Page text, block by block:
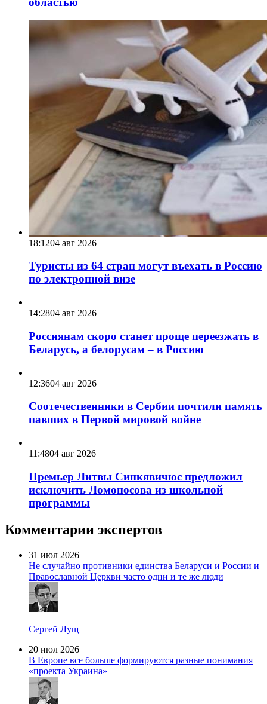
18:1204 авг 2026
Туристы из 64 стран могут въехать в Россию
по электронной визе
14:2804 авг 2026
Россиянам скоро станет проще переезжать в
Беларусь, а белорусам – в Россию
12:3604 авг 2026
Соотечественники в Сербии почтили память
павших в Первой мировой войне
11:4804 авг 2026
Премьер Литвы Синкявичюс предложил
исключить Ломоносова из школьной
программы
Комментарии экспертов
31 июл 2026
Не случайно противники единства Беларуси и России и
Православной Церкви часто одни и те же люди
Сергей Лущ
20 июл 2026
В Европе все больше формируются разные понимания
«проекта Украина»